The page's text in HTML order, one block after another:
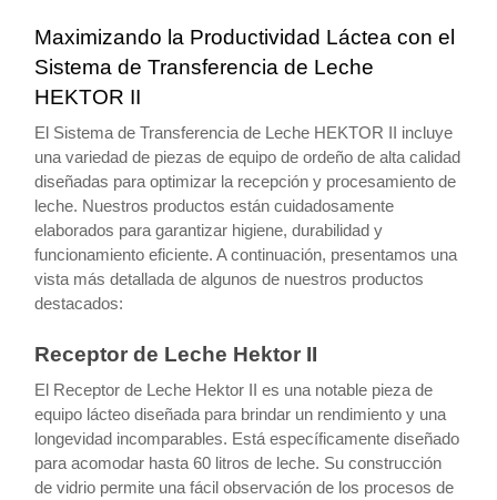
Maximizando la Productividad Láctea con el
Sistema de Transferencia de Leche
HEKTOR II
El Sistema de Transferencia de Leche HEKTOR II incluye
una variedad de piezas de equipo de ordeño de alta calidad
diseñadas para optimizar la recepción y procesamiento de
leche. Nuestros productos están cuidadosamente
elaborados para garantizar higiene, durabilidad y
funcionamiento eficiente. A continuación, presentamos una
vista más detallada de algunos de nuestros productos
destacados:
Receptor de Leche Hektor II
El Receptor de Leche Hektor II es una notable pieza de
equipo lácteo diseñada para brindar un rendimiento y una
longevidad incomparables. Está específicamente diseñado
para acomodar hasta 60 litros de leche. Su construcción
de vidrio permite una fácil observación de los procesos de